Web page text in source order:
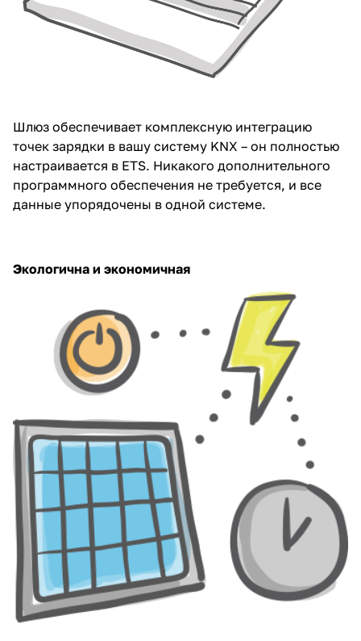
Шлюз обеспечивает комплексную интеграцию
точек зарядки в вашу систему KNX – он полностью
настраивается в ETS. Никакого дополнительного
программного обеспечения не требуется, и все
данные упорядочены в одной системе.
Экологична и экономичная